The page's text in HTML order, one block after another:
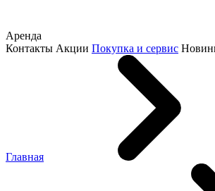
Аренда
Контакты Акции Покупка и сервис
Главная